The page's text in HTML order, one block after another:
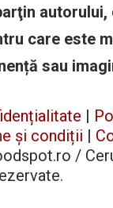
autorului,
care este
sau
|
și condiții |
/